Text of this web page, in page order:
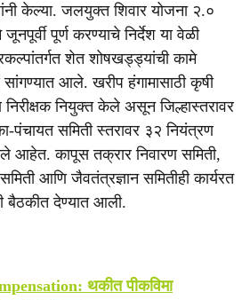
केल्या. जलयुक्त शिवार योजना २.०
पूर्ण करण्याचे निर्देश या वेळी
शेत शोषखड्ड्यांची कामे
आले. खरीप हंगामासाठी कृषी
नियुक्त केले असून जिल्हास्तरावर
पंचायत समिती स्तरावर ३२ नियंत्रण
आहेत. कापूस तक्रार निवारण समिती,
आणि जैवतंत्रज्ञान समितीही कार्यरत
बैठकीत देण्यात आली.
थकीत पीकविमा